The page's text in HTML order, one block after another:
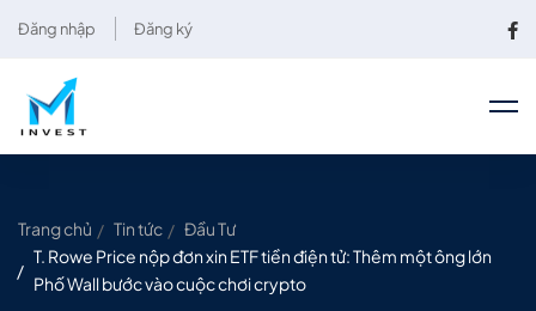
Đăng nhập Đăng ký
Trang chủ Tin tức
Đầu Tư
T. Rowe Price nộp đơn xin ETF tiền điện tử: Thêm một ông lớn
Phố Wall bước vào cuộc chơi crypto